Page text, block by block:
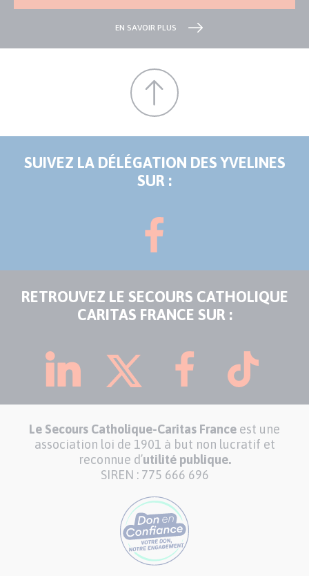
EN SAVOIR PLUS
SUIVEZ LA DÉLÉGATION DES YVELINES
SUR :
RETROUVEZ LE SECOURS CATHOLIQUE
CARITAS FRANCE SUR :
Le Secours Catholique-Caritas France est une
association loi de 1901 à but non lucratif et
reconnue d’utilité publique.
SIREN : 775 666 696